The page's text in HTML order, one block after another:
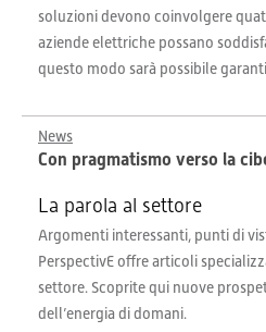
soluzioni devono coinvolgere
aziende elettriche possano
questo modo sarà possibile
News
Con pragmatismo verso la
La parola al settore
Argomenti interessanti, punti di
PerspectivE offre articoli
settore. Scoprite qui nuove
dell’energia di domani.